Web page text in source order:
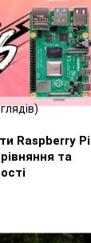
Raspberry Pi
та